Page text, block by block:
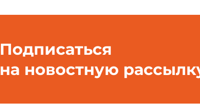
Подписаться
на новостную